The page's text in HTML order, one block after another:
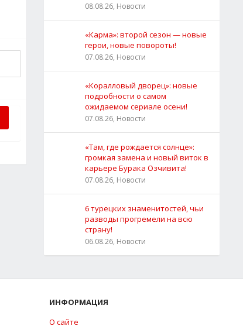
08.08.26, Новости
«Карма»: второй сезон — новые
герои, новые повороты!
07.08.26, Новости
«Коралловый дворец»: новые
подробности о самом
ожидаемом сериале осени!
07.08.26, Новости
«Там, где рождается солнце»:
громкая замена и новый виток в
карьере Бурака Озчивита!
07.08.26, Новости
6 турецких знаменитостей, чьи
разводы прогремели на всю
страну!
06.08.26, Новости
ИНФОРМАЦИЯ
О сайте